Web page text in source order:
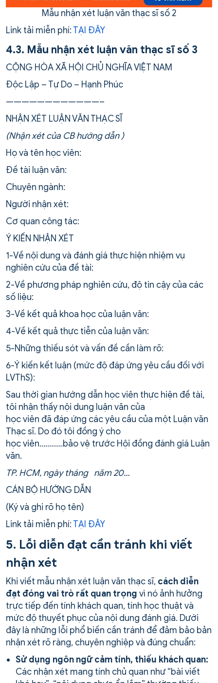
Mẫu nhận xét luận văn thạc sĩ số 2
Link tải miễn phí: TẠI ĐÂY
4.3. Mẫu nhận xét luận văn thạc sĩ số 3
CỘNG HÒA XÃ HỘI CHỦ NGHĨA VIỆT NAM
Độc Lập – Tự Do – Hạnh Phúc
————————————–
NHẬN XÉT LUẬN VĂN THẠC SĨ
(Nhận xét của CB hướng dẫn )
Họ và tên học viên:
Đề tài luận văn:
Chuyên ngành:
Người nhận xét:
Cơ quan công tác:
Ý KIẾN NHẬN XÉT
1-Về nội dung và đánh giá thực hiện nhiệm vụ
nghiên cứu của đề tài:
2-Về phương pháp nghiên cứu, độ tin cậy của các
số liệu:
3-Về kết quả khoa học của luận văn:
4-Về kết quả thực tiễn của luận văn:
5-Những thiếu sót và vấn đề cần làm rõ:
6-Ý kiến kết luận (mức độ đáp ứng yêu cầu đối với
LVThS):
Sau thời gian hướng dẫn học viên thực hiện đề tài,
tôi nhận thấy nội dung luận văn của
học viên đã đáp ứng các yêu cầu của một Luận văn
Thạc sĩ. Do đó tôi đồng ý cho
học viên…………bảo vệ trước Hội đồng đánh giá Luận
văn.
TP. HCM, ngày tháng năm 20…
CÁN BỘ HƯỚNG DẪN
(Ký và ghi rõ họ tên)
Link tải miễn phí: TẠI ĐÂY
5. Lỗi diễn đạt cần tránh khi viết
nhận xét
Khi viết mẫu nhận xét luận văn thạc sĩ, cách diễn
đạt đóng vai trò rất quan trọng vì nó ảnh hưởng
trực tiếp đến tính khách quan, tính học thuật và
mức độ thuyết phục của nội dung đánh giá. Dưới
đây là những lỗi phổ biến cần tránh để đảm bảo bản
nhận xét rõ ràng, chuyên nghiệp và đúng chuẩn:
Sử dụng ngôn ngữ cảm tính, thiếu khách quan:
Các nhận xét mang tính chủ quan như “bài viết